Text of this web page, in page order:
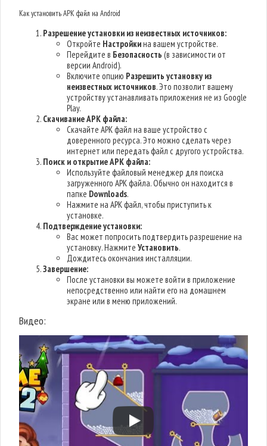
Как установить APK файл на Android
Разрешение установки из неизвестных источников:
Откройте Настройкина вашем устройстве.
Перейдите в Безопасность (в зависимости от
версии Android).
Включите опцию Разрешить установку из
неизвестных источников. Это позволит вашему
устройству устанавливать приложения не из Google
Play.
Скачивание APK файла:
Скачайте APK файл на ваше устройство с
доверенного ресурса. Это можно сделать через
интернет или передать файл с другого устройства.
Поиск и открытие APK файла:
Используйте файловый менеджер для поиска
загруженного APK файла. Обычно он находится в
папке Downloads.
Нажмите на APK файл, чтобы приступить к
установке.
Подтверждение установки:
Вас может попросить подтвердить разрешение на
установку. НажмитеУстановить.
Дождитесь окончания инсталляции.
Завершение:
После установки вы можете войти в приложение
непосредственно или найти его на домашнем
экране или в меню приложений.
Видео: